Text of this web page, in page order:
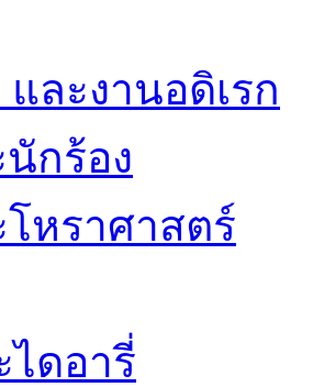
ละงานอดิเรก
กร้อง
หราศาสตร์
ดอารี่